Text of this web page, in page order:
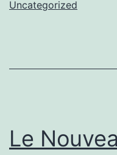
Uncategorized
Le